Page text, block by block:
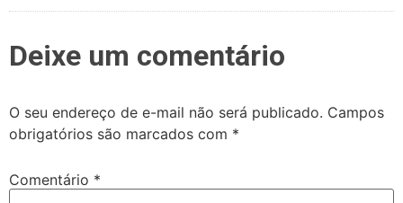
Deixe um comentário
O seu endereço de e-mail não será publicado. Campos
obrigatórios são marcados com *
Comentário *